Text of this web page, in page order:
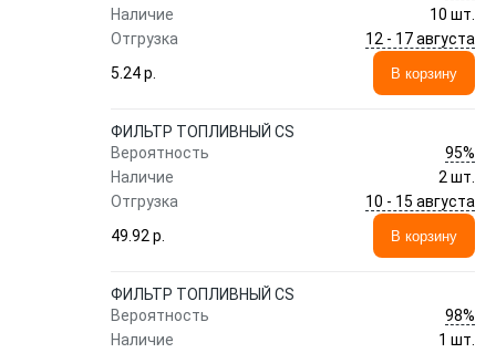
Наличие
10 шт.
Отгрузка
12 - 17 августа
5.24 p.
В корзину
ФИЛЬТР ТОПЛИВНЫЙ CS
Вероятность
95%
Наличие
2 шт.
Отгрузка
10 - 15 августа
49.92 p.
В корзину
ФИЛЬТР ТОПЛИВНЫЙ CS
Вероятность
98%
Наличие
1 шт.